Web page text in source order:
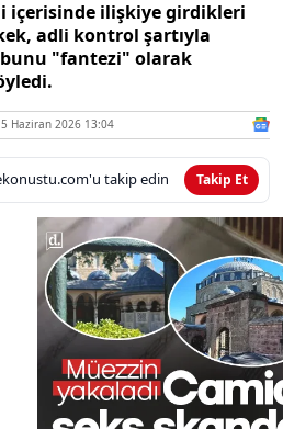
içerisinde ilişkiye girdikleri
adli kontrol şartıyla
bunu "fantezi" olarak
Haziran 2026 13:04
takip edin Takip Et